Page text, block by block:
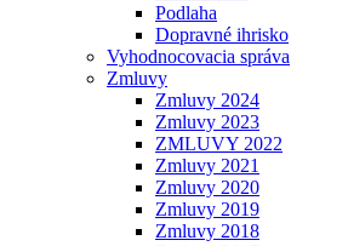
Podlaha
Dopravné ihrisko
Vyhodnocovacia správa
Zmluvy
Zmluvy 2024
Zmluvy 2023
ZMLUVY 2022
Zmluvy 2021
Zmluvy 2020
Zmluvy 2019
Zmluvy 2018